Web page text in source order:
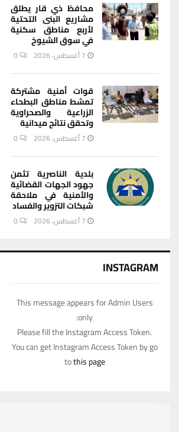
محافظ ذي قار يطلق
مشاريع البنى التحتية
لأربع مناطق سكنية
في سوق الشيوخ
7 أغسطس، 2026 0
قوات أمنية مشتركة
تمشط مناطق البطحاء
الزراعية والصحراوية
وتحقق نتائج ميدانية
7 أغسطس، 2026 0
بلدية الناصرية تثمن
جهود الجهات القضائية
والأمنية في ملاحقة
شبكات التزوير والفساد
7 أغسطس، 2026 0
INSTAGRAM
This message appears for Admin Users
only:
Please fill the Instagram Access Token.
You can get Instagram Access Token by go
tothis page